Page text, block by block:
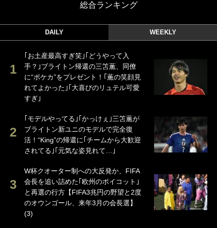
総合ランキング
DAILY WEEKLY
｢お土産最高すぎ笑｣｢どうやって入
手？｣ブライトン帰還の三笘薫、同僚
に“ポケカ”をプレゼント！｢薫の笑顔見
れてよかった｣｢大喜びのリュテル可愛
すぎ｣
｢モデルやってる｣｢かっけぇ｣三笘薫が
ブライトン新ユニのモデルで完全復
活！“King”の帰還に｢チームから大歓迎
されてる｣｢元気な姿見れて…｣
W杯クオーター制への大反発か、FIFA
会長を追い詰めた｢欧州のボイコット｣
と再選の行方【FIFA3兆円の野望と2度
のオウンゴール、来年3月の会長選】
(3)